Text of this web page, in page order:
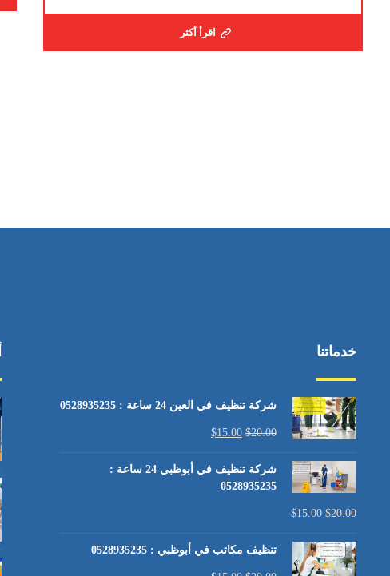
اقرأ أكثر
خدماتنا
شركة تنظيف في العين 24 ساعة : 0528935235
$20.00
$15.00
شركة تنظيف في أبوظبي 24 ساعة :
0528935235
$20.00
$15.00
تنظيف مكاتب في أبوظبي : 0528935235